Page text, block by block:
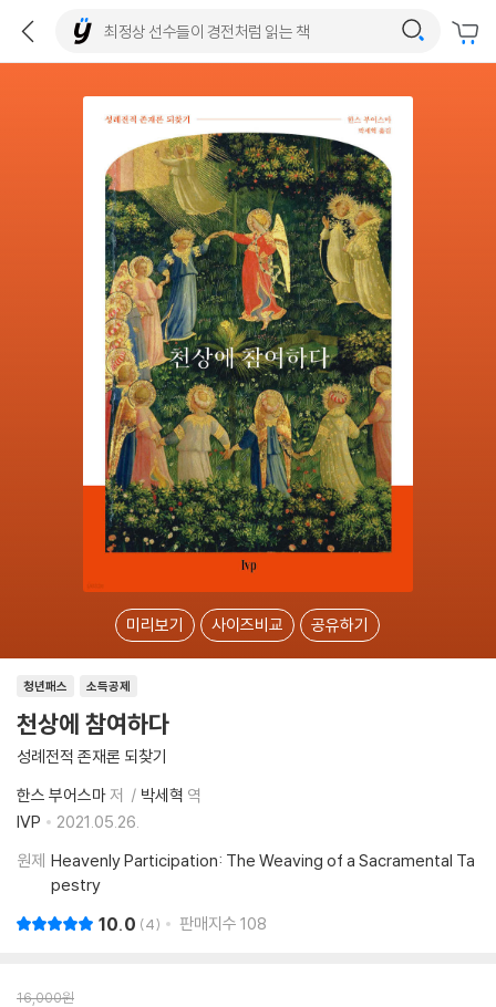
미리보기 사이즈비교 공유하기
소득공제
청년패스
천상에 참여하다
성례전적 존재론 되찾기
한스 부어스마저 박세혁 역
IVP
2021.05.26.
원제 Heavenly Participation: The Weaving of a Sacramental Ta
pestry
10.0 4 판매지수 108
16,000원